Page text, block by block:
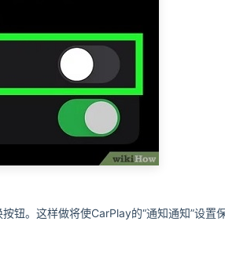
钮。这样做将使CarPlay的“通知通知”设置